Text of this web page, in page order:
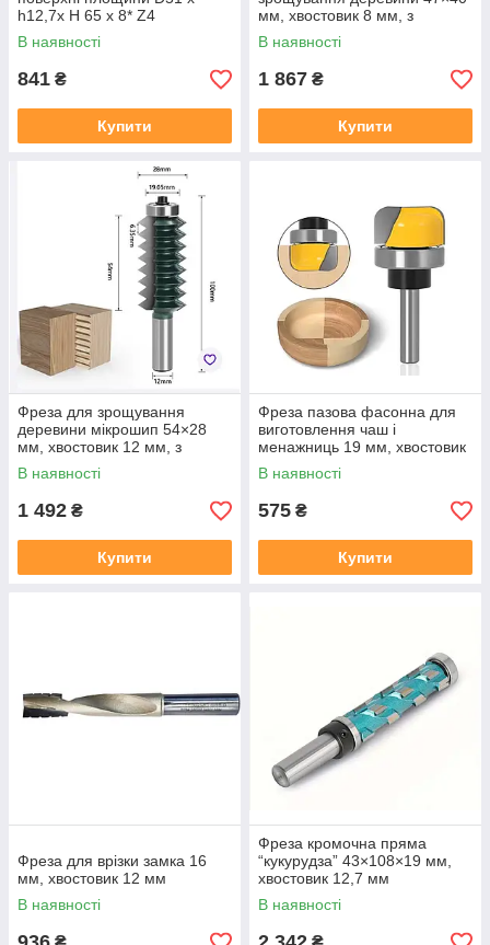
h12,7х H 65 х 8* Z4
В наявності
841 ₴
Купити
мм, хвостовик 8 мм, з
підшипником
В наявності
1 867 ₴
Купити
Фреза для зрощування
деревини мікрошип 54×28
мм, хвостовик 12 мм, з
підшипником
В наявності
1 492 ₴
Купити
Фреза пазова фасонна для
виготовлення чаш і
менажниць 19 мм, хвостовик
8 мм
В наявності
575 ₴
Купити
Фреза для врізки замка 16
мм, хвостовик 12 мм
В наявності
Фреза кромочна пряма
“кукурудза” 43×108×19 мм,
хвостовик 12,7 мм
В наявності